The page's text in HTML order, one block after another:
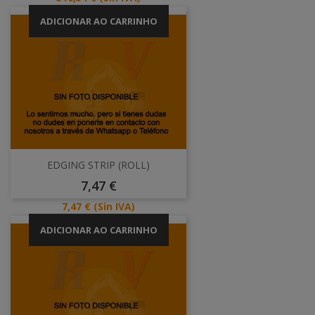
ADICIONAR AO CARRINHO
EDGING STRIP (ROLL)
Preço
7,47 €
Preço
7,47 € (Sin IVA)
ADICIONAR AO CARRINHO